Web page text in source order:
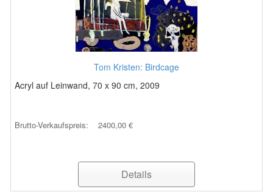
Tom Kristen: Birdcage
Acryl auf Leinwand, 70 x 90 cm, 2009
Brutto-Verkaufspreis: 2400,00 €
Details